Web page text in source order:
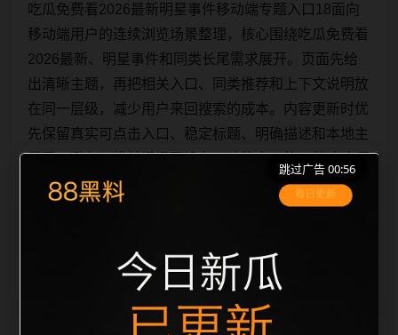
吃瓜免费看2026最新明星事件移动端专题入口18面向
移动端用户的连续浏览场景整理，核心围绕吃瓜免费看
2026最新、明星事件和同类长尾需求展开。页面先给
出清晰主题，再把相关入口、同类推荐和上下文说明放
在同一层级，减少用户来回搜索的成本。内容更新时优
先保留真实可点击入口、稳定标题、明确描述和本地主
题图，避免只堆关键词而没有可读信息。第18篇内容用
于补齐栏目深度，同时帮助 sitemap、栏目页、首页推
荐形成更自然的内链关系。图片说明统一绑定站点主关
文、图片 alt、tit
跳过广告 00:56